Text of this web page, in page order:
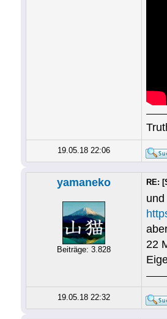
19.05.18 22:06
yamaneko
Beiträge: 3.828
RE:
22
19.05.18 22:32